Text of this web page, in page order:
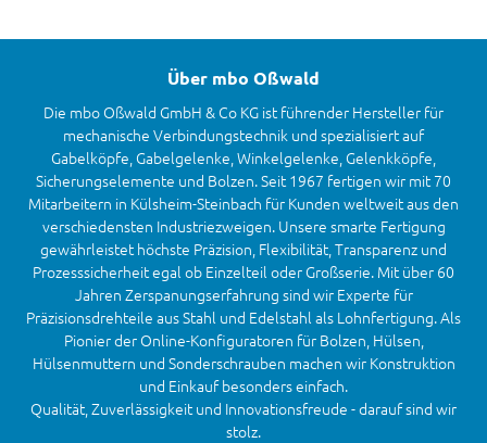
Über mbo Oßwald
Die mbo Oßwald GmbH & Co KG ist führender Hersteller für
mechanische Verbindungstechnik und spezialisiert auf
Gabelköpfe, Gabelgelenke, Winkelgelenke, Gelenkköpfe,
Sicherungselemente und Bolzen. Seit 1967 fertigen wir mit 70
Mitarbeitern in Külsheim-Steinbach für Kunden weltweit aus den
verschiedensten Industriezweigen. Unsere smarte Fertigung
gewährleistet höchste Präzision, Flexibilität, Transparenz und
Prozesssicherheit egal ob Einzelteil oder Großserie. Mit über 60
Jahren Zerspanungserfahrung sind wir Experte für
Präzisionsdrehteile aus Stahl und Edelstahl als Lohnfertigung. Als
Pionier der Online-Konfiguratoren für Bolzen, Hülsen,
Hülsenmuttern und Sonderschrauben machen wir Konstruktion
und Einkauf besonders einfach.
Qualität, Zuverlässigkeit und Innovationsfreude - darauf sind wir
stolz.